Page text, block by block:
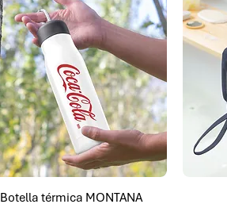
Botella térmica MONTANA